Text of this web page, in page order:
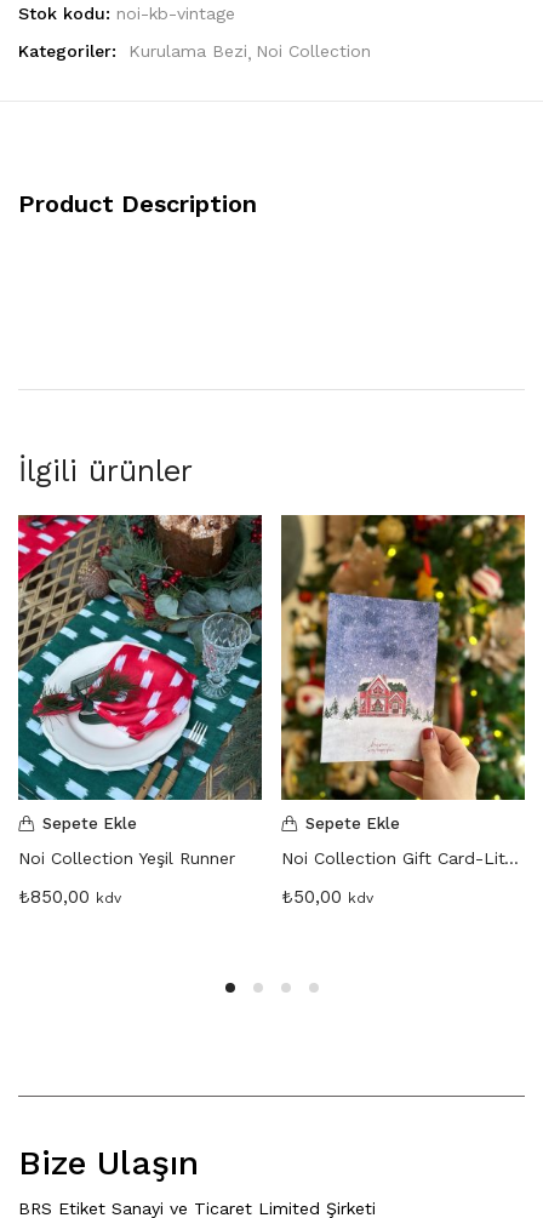
Stok kodu: noi-kb-vintage
Kategoriler:
Kurulama Bezi Noi Collection
Product Description
İlgili ürünler
Sepete Ekle
Noi Collection Yeşil Runner
₺850,00 kdv
Sepete Ekle
Noi Collection Gift Card-Little Home
₺50,00 kdv
Bize Ulaşın
BRS Etiket Sanayi ve Ticaret Limited Şirketi